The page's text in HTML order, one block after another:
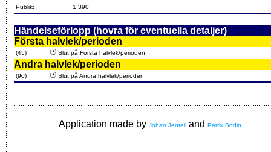
Publik:
1 390
Händelseförlopp (hovra för eventuella detaljer)
Första halvlek/perioden
(45) Slut på Första halvlek/perioden
Andra halvlek/perioden
(90) Slut på Andra halvlek/perioden
Application made by Johan Jentell and Patrik Bodin